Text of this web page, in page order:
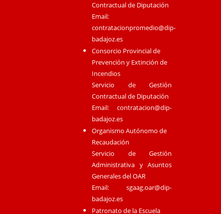
Contractual de Diputación
Email:
contratacionpromedio@dip-
badajoz.es
Consorcio Provincial de
Prevención y Extinción de
Incendios
Servicio de Gestión
Contractual de Diputación
Email:contratacion@dip-
badajoz.es
Organismo Autónomo de
Recaudación
Servicio de Gestión
Administrativa y Asuntos
Generales del OAR
Email:sgaag.oar@dip-
badajoz.es
Patronato de la Escuela